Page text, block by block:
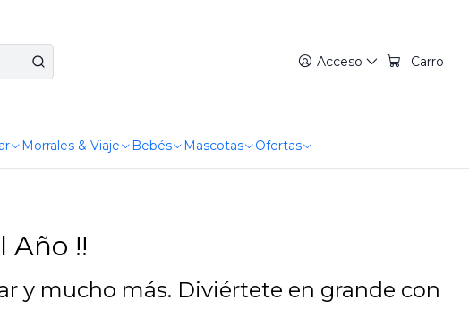
Acceso Carro
Morrales & Viaje Bebés Mascotas Ofertas
Año !!
y mucho más. Diviértete en grande con